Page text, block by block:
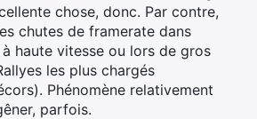
chose, donc. Par contre,
chutes de framerate dans
haute vitesse ou lors de gros
les plus chargés
Phénomène relativement
parfois.